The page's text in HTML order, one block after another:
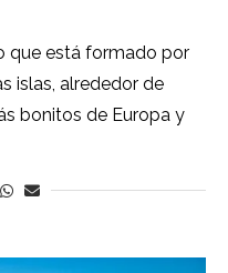
que está formado por
islas, alrededor de
bonitos de Europa y